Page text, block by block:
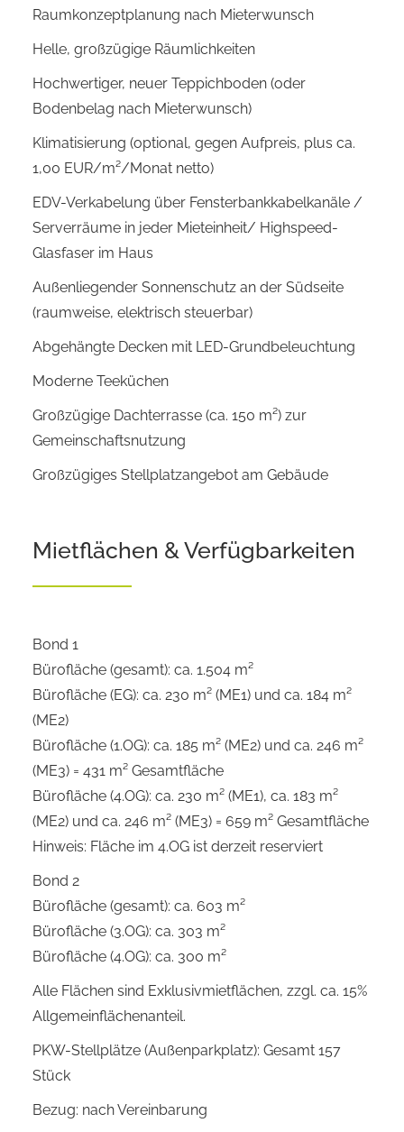
Raumkonzeptplanung nach Mieterwunsch
Helle, großzügige Räumlichkeiten
Hochwertiger, neuer Teppichboden (oder
Bodenbelag nach Mieterwunsch)
Klimatisierung (optional, gegen Aufpreis, plus ca.
1,00 EUR/m²/Monat netto)
EDV-Verkabelung über Fensterbankkabelkanäle /
Serverräume in jeder Mieteinheit/ Highspeed-
Glasfaser im Haus
Außenliegender Sonnenschutz an der Südseite
(raumweise, elektrisch steuerbar)
Abgehängte Decken mit LED-Grundbeleuchtung
Moderne Teeküchen
Großzügige Dachterrasse (ca. 150 m²) zur
Gemeinschaftsnutzung
Großzügiges Stellplatzangebot am Gebäude
Mietflächen & Verfügbarkeiten
Bond 1
Bürofläche (gesamt): ca. 1.504 m²
Bürofläche (EG): ca. 230 m² (ME1) und ca. 184 m²
(ME2)
Bürofläche (1.OG): ca. 185 m² (ME2) und ca. 246 m²
(ME3) = 431 m² Gesamtfläche
Bürofläche (4.OG): ca. 230 m² (ME1), ca. 183 m²
(ME2) und ca. 246 m² (ME3) = 659 m² Gesamtfläche
Hinweis: Fläche im 4.OG ist derzeit reserviert
Bond 2
Bürofläche (gesamt): ca. 603 m²
Bürofläche (3.OG): ca. 303 m²
Bürofläche (4.OG): ca. 300 m²
Alle Flächen sind Exklusivmietflächen, zzgl. ca. 15%
Allgemeinflächenanteil.
PKW-Stellplätze (Außenparkplatz): Gesamt 157
Stück
Bezug: nach Vereinbarung